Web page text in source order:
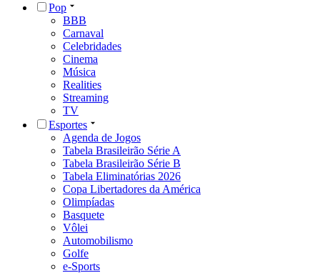
Pop
BBB
Carnaval
Celebridades
Cinema
Música
Realities
Streaming
TV
Esportes
Agenda de Jogos
Tabela Brasileirão Série A
Tabela Brasileirão Série B
Tabela Eliminatórias 2026
Copa Libertadores da América
Olimpíadas
Basquete
Vôlei
Automobilismo
Golfe
e-Sports